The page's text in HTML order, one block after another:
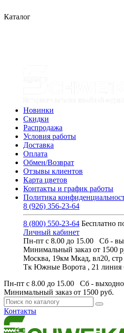
Каталог
Новинки
Скидки
Распродажа
Условия работы
Доставка
Оплата
Обмен/Возврат
Отзывы клиентов
Карта цветов
Контакты и график работы
Политика
8 (926) 356-23-64
8 (800) 550-23-64 Бесплатно
Личный кабинет
Пн-пт с 8.00 до 15.00 Сб -
Минимальный заказ от 1500
Москва, 19км Мкад, вл20, стр
Тк Южные Ворота , 21 линия
Пн-пт с 8.00 до 15.00 Сб -
Минимальный заказ от 1500 руб.
Контакты